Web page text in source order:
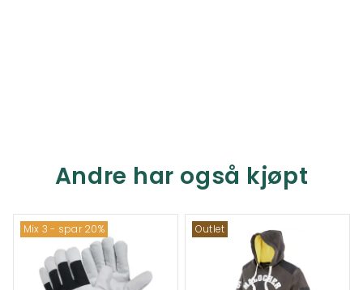
Andre har også kjøpt
Mix 3 - spar 20% Outlet